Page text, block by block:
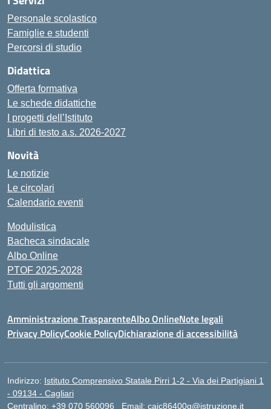
Personale scolastico
Famiglie e studenti
Percorsi di studio
Didattica
Offerta formativa
Le schede didattiche
I progetti dell’Istituto
Libri di testo a.s. 2026-2027
Novità
Le notizie
Le circolari
Calendario eventi
Modulistica
Bacheca sindacale
Albo Online
PTOF 2025-2028
Tutti gli argomenti
Amministrazione TrasparenteAlbo OnlineNote legali
Privacy PolicyCookie PolicyDichiarazione di accessibilità
Indirizzo: Istituto Comprensivo Statale Pirri 1-2 - Via dei Partigiani 1
- 09134 - Cagliari
Centralino: +39 070 560096 Email: caic86400g@istruzione.it